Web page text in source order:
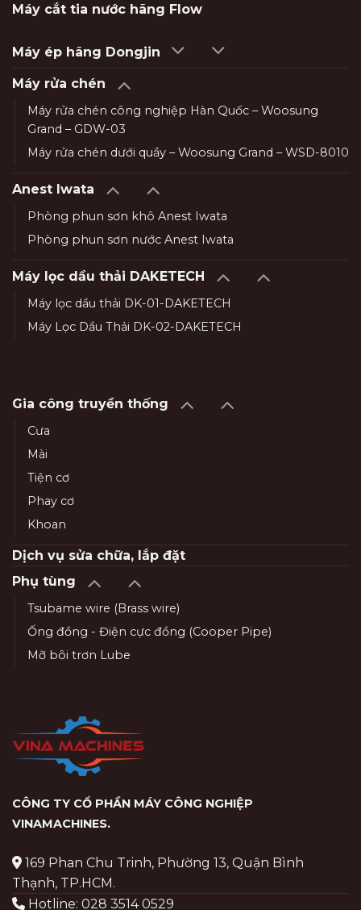
Máy cắt tia nước hãng Flow
Máy ép hãng Dongjin
Máy rửa chén
Máy rửa chén công nghiệp Hàn Quốc – Woosung
Grand – GDW-03
Máy rửa chén dưới quầy – Woosung Grand – WSD-8010
Anest Iwata
Phòng phun sơn khô Anest Iwata
Phòng phun sơn nước Anest Iwata
Máy lọc dầu thải DAKETECH
Máy lọc dầu thải DK-01-DAKETECH
Máy Lọc Dầu Thải DK-02-DAKETECH
Gia công truyền thống
Cưa
Mài
Tiện cơ
Phay cơ
Khoan
Dịch vụ sửa chữa, lắp đặt
Phụ tùng
Tsubame wire (Brass wire)
Ống đồng - Điện cực đồng (Cooper Pipe)
Mỡ bôi trơn Lube
CÔNG TY CỔ PHẦN MÁY CÔNG NGHIỆP
VINAMACHINES.
169 Phan Chu Trinh, Phường 13, Quận Bình
Thạnh, TP.HCM.
Hotline: 028 3514 0529